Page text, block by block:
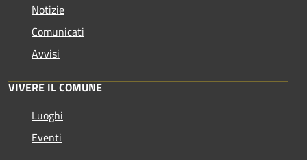
Notizie
Comunicati
Avvisi
VIVERE IL COMUNE
Luoghi
Eventi